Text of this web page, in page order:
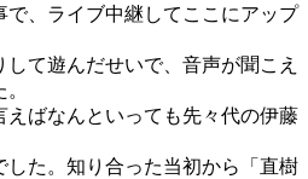
、ライブ中継してここにアップ
て遊んだせいで、音声が聞こえ
ばなんといっても先々代の伊藤
した。知り合った当初から「直樹